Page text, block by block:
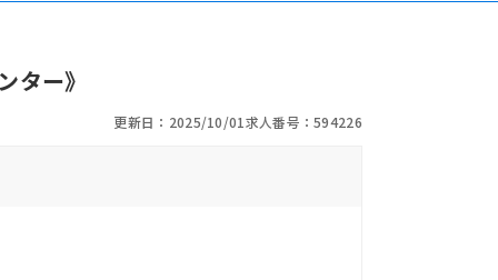
ター》
更新日：2025/10/01求人番号：594226